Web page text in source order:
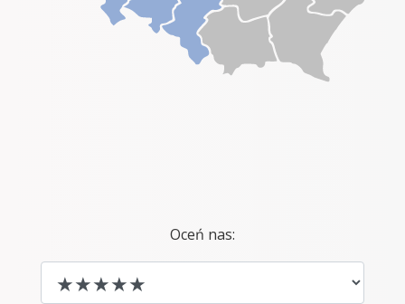
Oceń nas: